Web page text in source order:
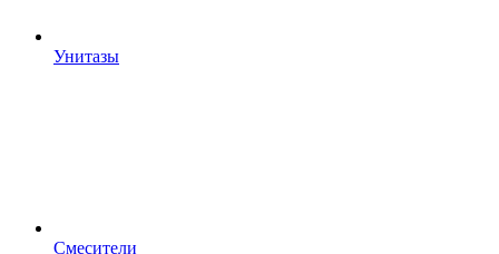
Унитазы
Смесители